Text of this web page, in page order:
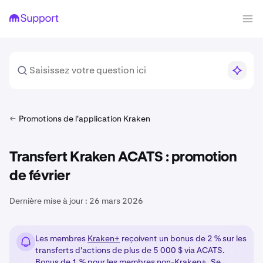
Promotions de l'application Kraken
Transfert Kraken ACATS : promotion
de février
Dernière mise à jour : 26 mars 2026
Les membres Kraken+ reçoivent un bonus de 2 % sur les
transferts d'actions de plus de 5 000 $ via ACATS.